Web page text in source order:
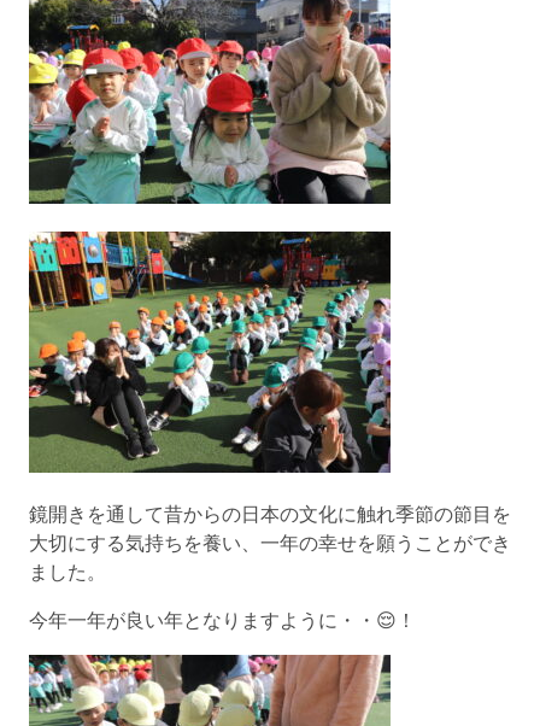
鏡開きを通して昔からの日本の文化に触れ季節の節目を
大切にする気持ちを養い、一年の幸せを願うことができ
ました。
今年一年が良い年となりますように・・😌！